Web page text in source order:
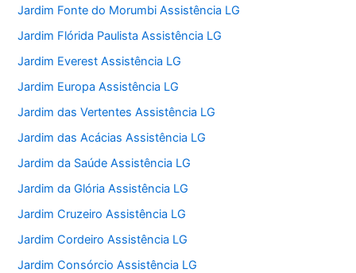
Jardim Fonte do Morumbi Assistência LG
Jardim Flórida Paulista Assistência LG
Jardim Everest Assistência LG
Jardim Europa Assistência LG
Jardim das Vertentes Assistência LG
Jardim das Acácias Assistência LG
Jardim da Saúde Assistência LG
Jardim da Glória Assistência LG
Jardim Cruzeiro Assistência LG
Jardim Cordeiro Assistência LG
Jardim Consórcio Assistência LG